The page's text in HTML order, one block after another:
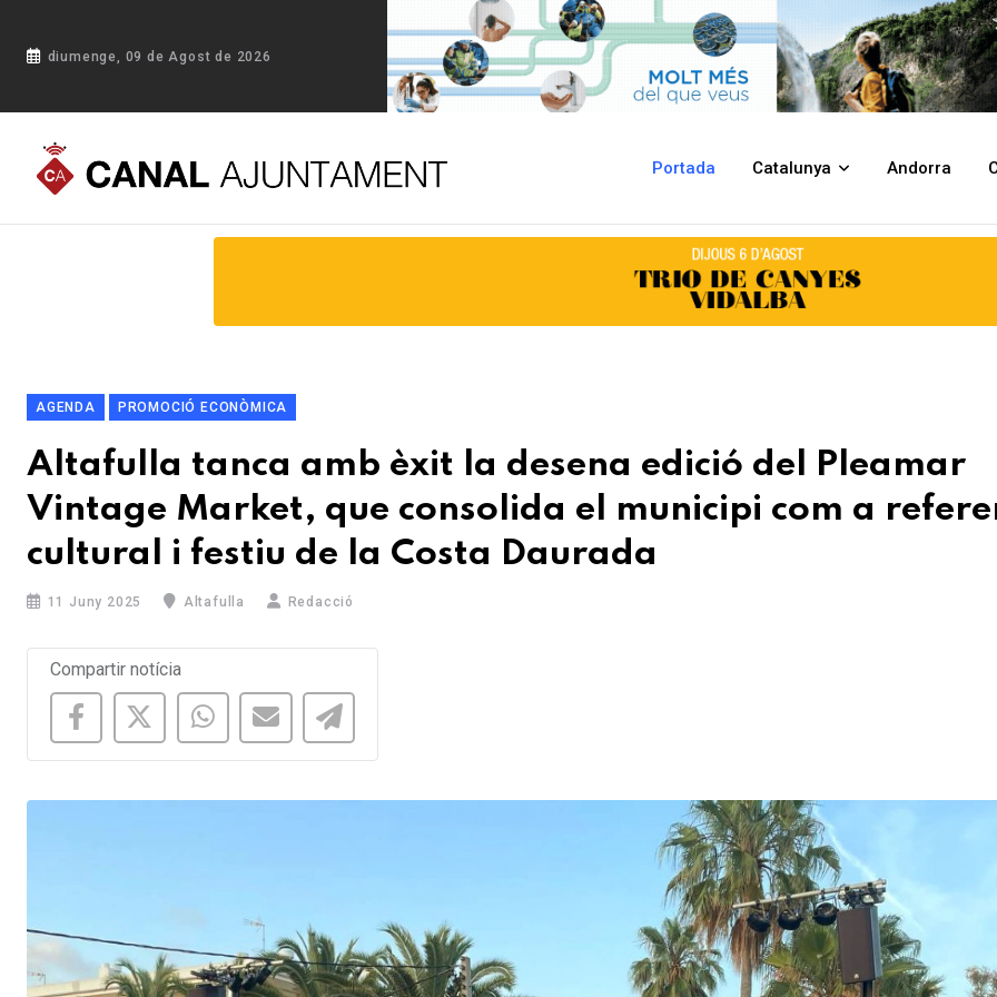
diumenge, 09 de Agost de 2026
Portada Catalunya Andorra
Portada Blog Altafulla tanca amb èxit la desena edició del Pleamar Vintage Market, que consolida el municipi com a referent
AGENDA PROMOCIÓ ECONÒMICA
Altafulla tanca amb èxit la desena edició del Pleamar
Vintage Market, que consolida el municipi com a
cultural i festiu de la Costa Daurada
11 Juny 2025 Altafulla Redacció
Compartir notícia